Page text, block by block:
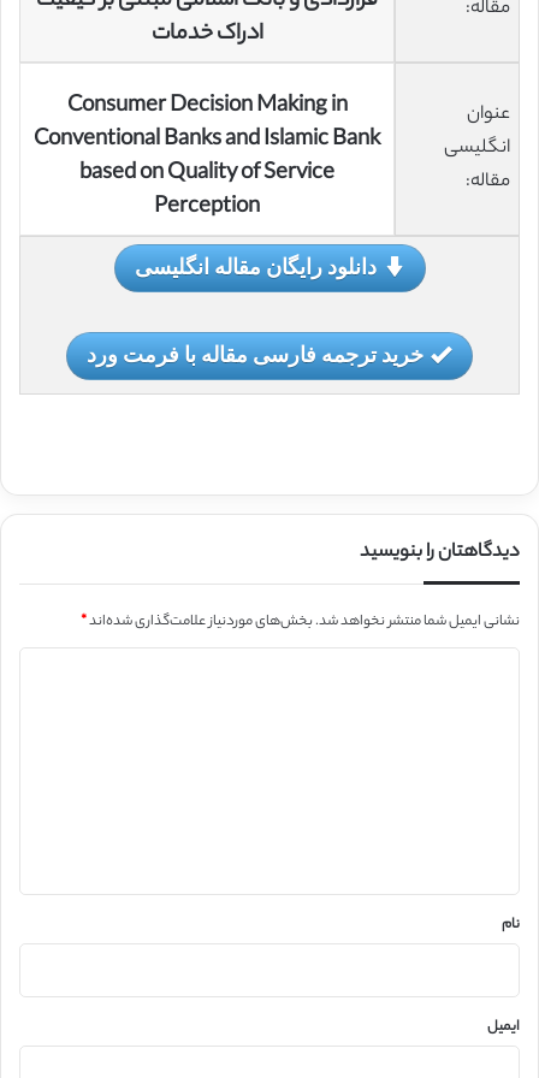
مقاله:
ادراک خدمات
عنوان
انگلیسی
مقاله:
Consumer Decision Making in
Conventional Banks and Islamic Bank
based on Quality of Service
Perception
دانلود رایگان مقاله انگلیسی
خرید ترجمه فارسی مقاله با فرمت ورد
دیدگاهتان را بنویسید
نشانی ایمیل شما منتشر نخواهد شد.بخش‌های موردنیاز علامت‌گذاری شده‌اند*
نام
ایمیل